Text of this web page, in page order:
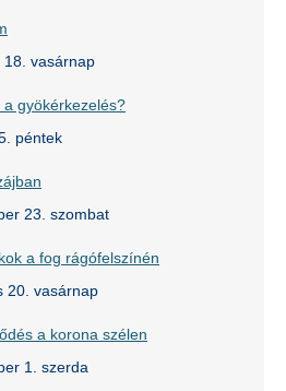
vasárnap
a gyökérkezelés?
péntek
23. szombat
a fog rágófelszínén
20. vasárnap
a korona szélen
1. szerda